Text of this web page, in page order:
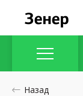
Назад